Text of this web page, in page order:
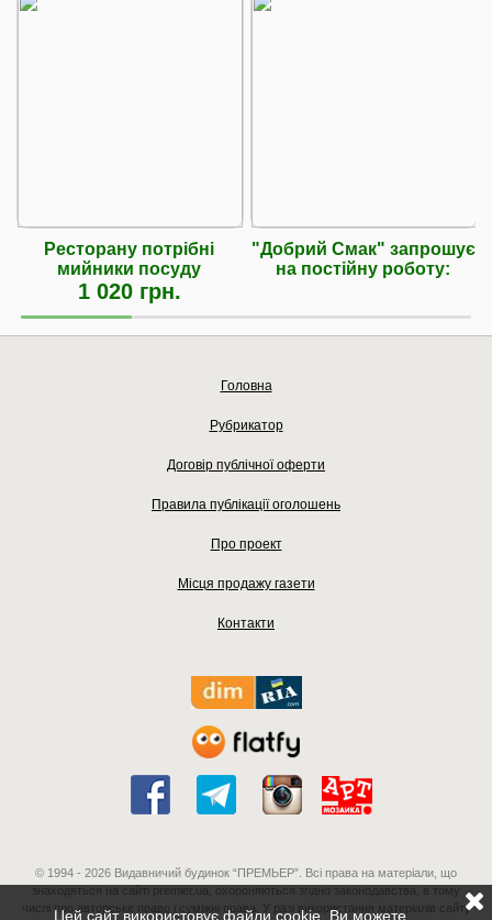
Ресторану потрібні
мийники посуду
1 020 грн.
"Добрий Смак" запрошує
на постійну роботу:
Головна
Рубрикатор
Договір публічної оферти
Правила публікації оголошень
Про проект
Місця продажу газети
Контакти
© 1994 - 2026 Видавничий будинок “ПРЕМЬЕР”. Всі права на матеріали, що
знаходяться на сайті premier.ua, охороняються згідно законодавства, в тому
числі про авторське право і суміжні права. У разі використання матеріалів сайту
Цей сайт використовує файли cookie. Ви можете